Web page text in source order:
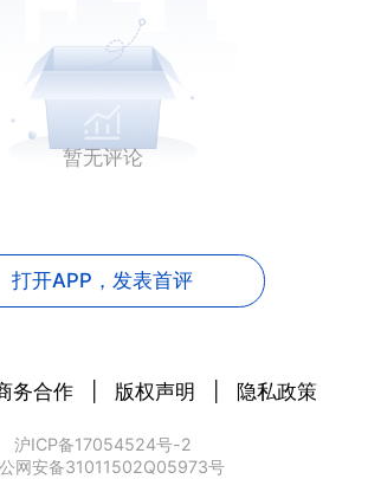
暂无评论
打开APP， 发表首评
务合作 版权声明 隐私政策
沪ICP备17054524号-2
网安备31011502Q05973号